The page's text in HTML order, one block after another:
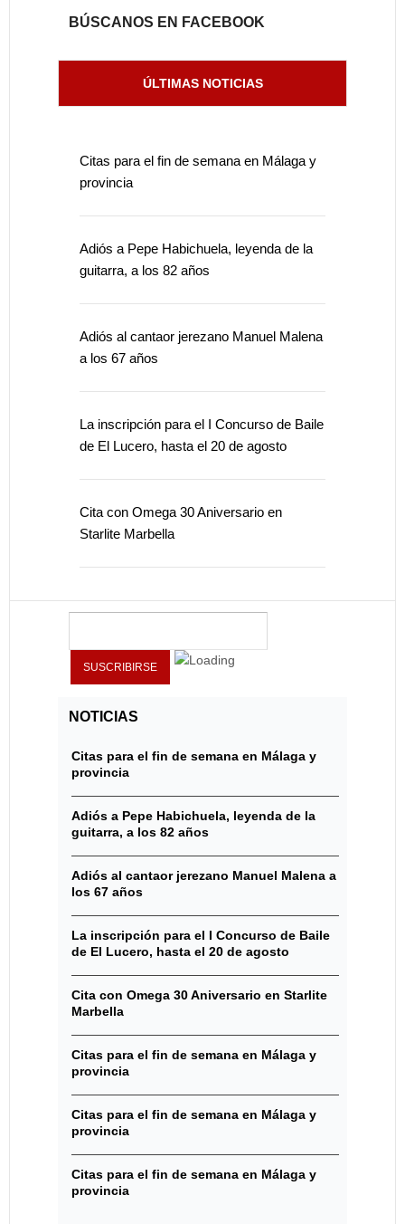
BÚSCANOS EN FACEBOOK
ÚLTIMAS NOTICIAS
Citas para el fin de semana en Málaga y
provincia
Adiós a Pepe Habichuela, leyenda de la
guitarra, a los 82 años
Adiós al cantaor jerezano Manuel Malena
a los 67 años
La inscripción para el I Concurso de Baile
de El Lucero, hasta el 20 de agosto
Cita con Omega 30 Aniversario en
Starlite Marbella
NOTICIAS
Citas para el fin de semana en Málaga y
provincia
Adiós a Pepe Habichuela, leyenda de la
guitarra, a los 82 años
Adiós al cantaor jerezano Manuel Malena a
los 67 años
La inscripción para el I Concurso de Baile
de El Lucero, hasta el 20 de agosto
Cita con Omega 30 Aniversario en Starlite
Marbella
Citas para el fin de semana en Málaga y
provincia
Citas para el fin de semana en Málaga y
provincia
Citas para el fin de semana en Málaga y
provincia